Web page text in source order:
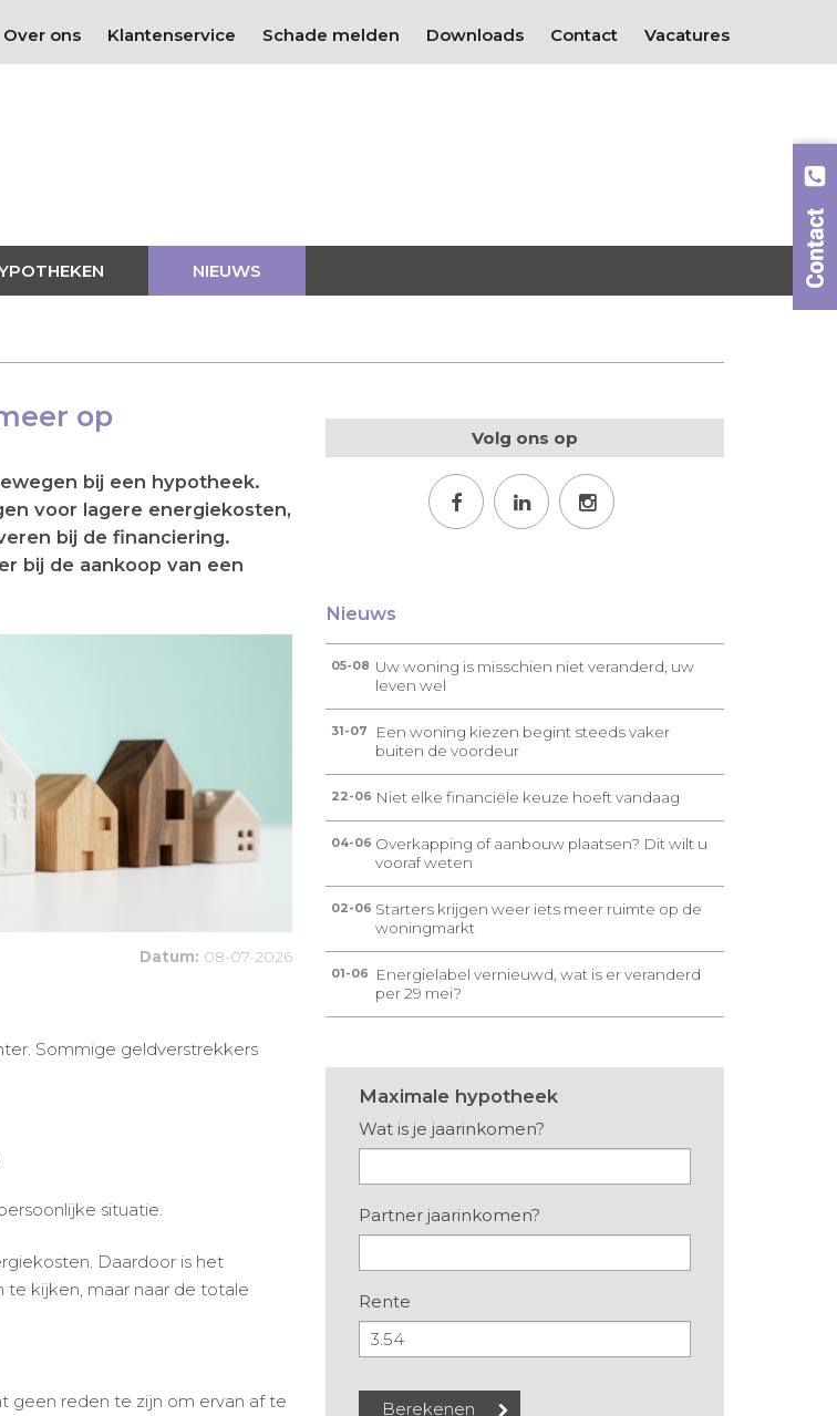
Over ons Klantenservice Schade melden Downloads Contact Vacatures
NIEUWS
op
bij een hypotheek.
voor lagere energiekosten,
bij de financiering.
bij de aankoop van een
Datum: 08-07-2026
Sommige geldverstrekkers
situatie.
Daardoor is het
kijken, maar naar de totale
geen reden te zijn om ervan af te
Volg ons op
Nieuws
05-08 Uw woning is misschien niet veranderd, uw
leven wel
31-07
Een woning kiezen begint steeds vaker
buiten de voordeur
22-06 Niet elke financiële keuze hoeft vandaag
04-06 Overkapping of aanbouw plaatsen? Dit wilt u
vooraf weten
02-06 Starters krijgen weer iets meer ruimte op de
woningmarkt
01-06
Energielabel vernieuwd, wat is er veranderd
per 29 mei?
Maximale hypotheek
Wat is je jaarinkomen?
Partner jaarinkomen?
Rente